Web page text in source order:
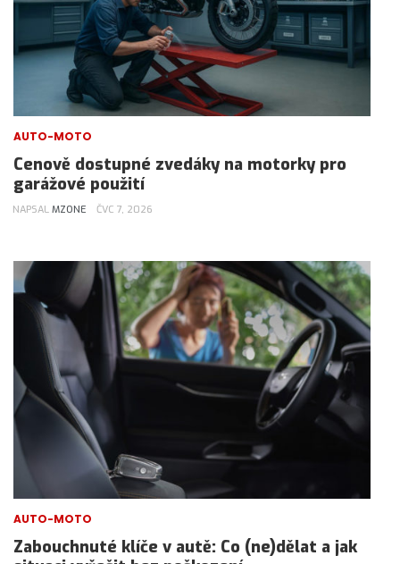
AUTO-MOTO
Cenově dostupné zvedáky na motorky pro
garážové použití
NAPSAL MZONE ČVC 7, 2026
AUTO-MOTO
Zabouchnuté klíče v autě: Co (ne)dělat a jak